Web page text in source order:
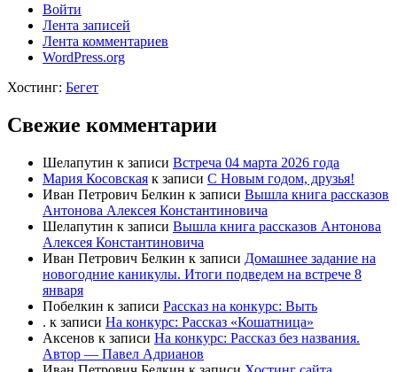
Войти
Лента записей
Лента комментариев
WordPress.org
Хостинг: Бегет
Свежие комментарии
Шелапутин к записи Встреча 04 марта 2026 года
Мария Косовская к записи С Новым годом, друзья!
Иван Петрович Белкин к записи Вышла книга рассказов
Антонова Алексея Константиновича
Шелапутин к записи Вышла книга рассказов Антонова
Алексея Константиновича
Иван Петрович Белкин к записи Домашнее задание на
новогодние каникулы. Итоги подведем на встрече 8
января
Побелкин к записи Рассказ на конкурс: Выть
. к записи На конкурс: Рассказ «Кошатница»
Аксенов к записи На конкурс: Рассказ без названия.
Автор — Павел Адрианов